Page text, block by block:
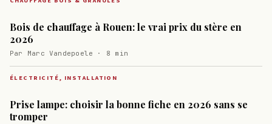
Bois de chauffage à Rouen: le vrai prix du stère en
2026
Par Marc Vandepoele · 8 min
ÉLECTRICITÉ, INSTALLATION
Prise lampe: choisir la bonne fiche en 2026 sans se
tromper